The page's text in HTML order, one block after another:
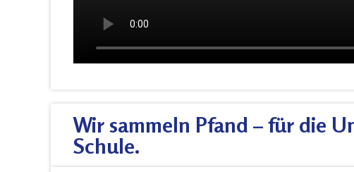
Wir sammeln Pfand – für die
Schule.